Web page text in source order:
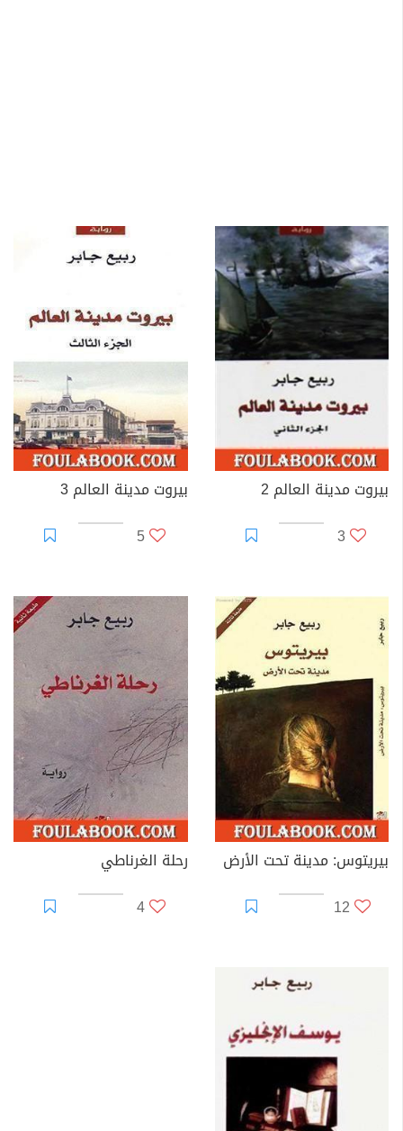
بيروت مدينة العالم 2
3
بيروت مدينة العالم 3
5
بيريتوس: مدينة تحت الأرض
12
رحلة الغرناطي
4